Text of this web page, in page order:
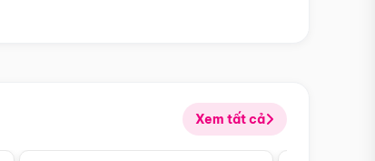
Xem tất cả
Điểm nổi bật